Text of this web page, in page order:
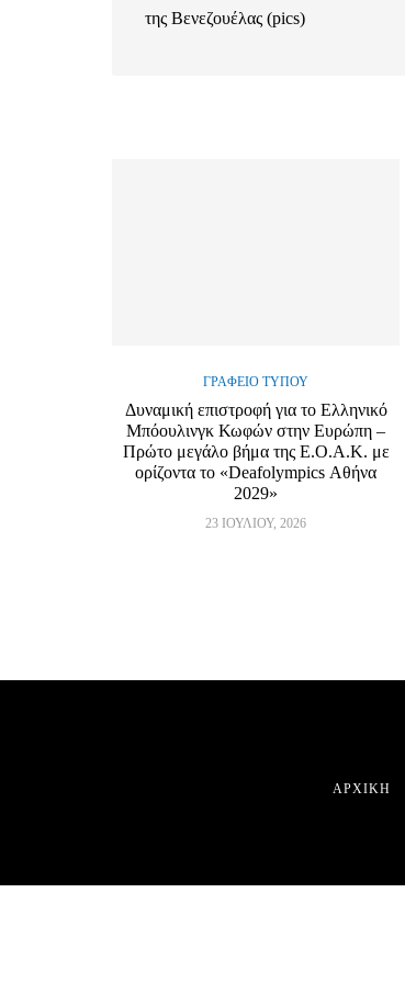
της Βενεζουέλας (pics)
ΓΡΑΦΕΊΟ ΤΎΠΟΥ
Δυναμική επιστροφή για το Ελληνικό
Μπόουλινγκ Κωφών στην Ευρώπη –
Πρώτο μεγάλο βήμα της Ε.Ο.Α.Κ. με
ορίζοντα το «Deafolympics Αθήνα
2029»
23 ΙΟΥΛΊΟΥ, 2026
ΑΡΧΙΚΉ